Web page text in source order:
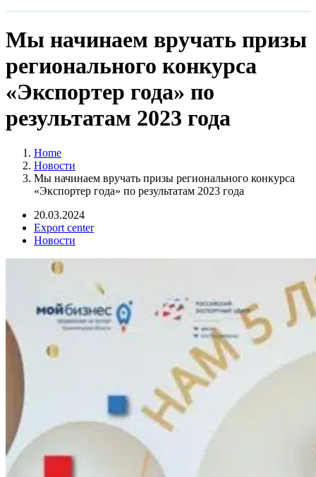
Мы начинаем вручать призы
регионального конкурса
«Экспортер года» по
результатам 2023 года
Home
Новости
Мы начинаем вручать призы регионального конкурса
«Экспортер года» по результатам 2023 года
20.03.2024
Export center
Новости